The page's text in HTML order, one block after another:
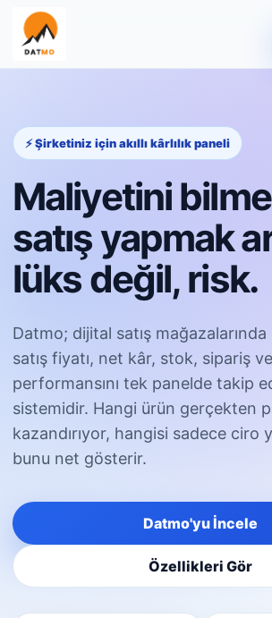
⚡ Şirketiniz için akıllı kârlılık paneli
Maliyetini
satış yapmak
lüks değil, risk.
Datmo; dijital satış
satış fiyatı, net kâr, stok, sipariş
performansını tek panelde takip
sistemidir. Hangi ürün gerçekten
kazandırıyor, hangisi sadece ciro
bunu net gösterir.
Datmo'yu İncele
Özellikleri Gör